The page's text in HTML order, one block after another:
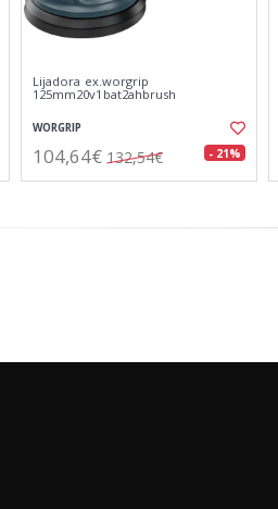
Lijadora ex.worgrip
125mm20v1bat2ahbrush
WORGRIP
104,64€ 132,54€ - 21%